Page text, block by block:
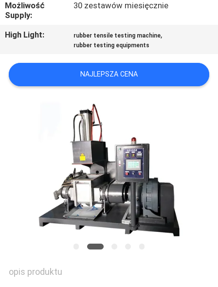
POPROSIĆ
O
VR
Możliwość
Supply:
30 zestawów miesięcznie
High Light: rubber tensile testing machine,
rubber testing equipments
NAJLEPSZA CENA
opis produktu